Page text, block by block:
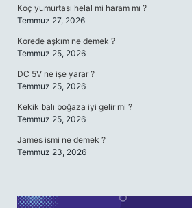
Koç yumurtası helal mi haram mı ?
Temmuz 27, 2026
Korede aşkım ne demek ?
Temmuz 25, 2026
DC 5V ne işe yarar ?
Temmuz 25, 2026
Kekik balı boğaza iyi gelir mi ?
Temmuz 25, 2026
James ismi ne demek ?
Temmuz 23, 2026